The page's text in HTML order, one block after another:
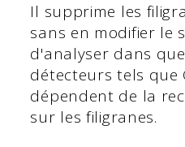
Il supprime les
sans en modifier le
d'analyser dans
détecteurs tels que
dépendent de la
sur les filigranes.